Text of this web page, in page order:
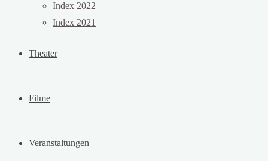
Index 2022
Index 2021
Theater
Filme
Veranstaltungen